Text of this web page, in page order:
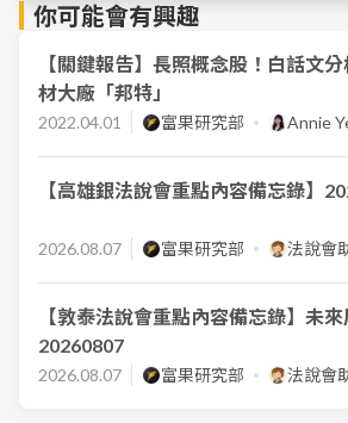
你可能會有興趣
【關鍵報告】長照概念股！白話文
材大廠「邦特」
2022.04.01 富果研究部 Annie
【高雄銀法說會重點內容備忘錄】
2026.08.07 富果研究部 法說會
【敦泰法說會重點內容備忘錄】未
20260807
2026.08.07 富果研究部 法說會